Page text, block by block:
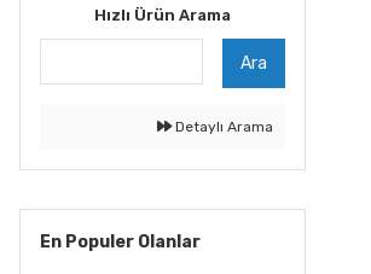
Hızlı Ürün Arama
Ara
Detaylı Arama
En Populer Olanlar